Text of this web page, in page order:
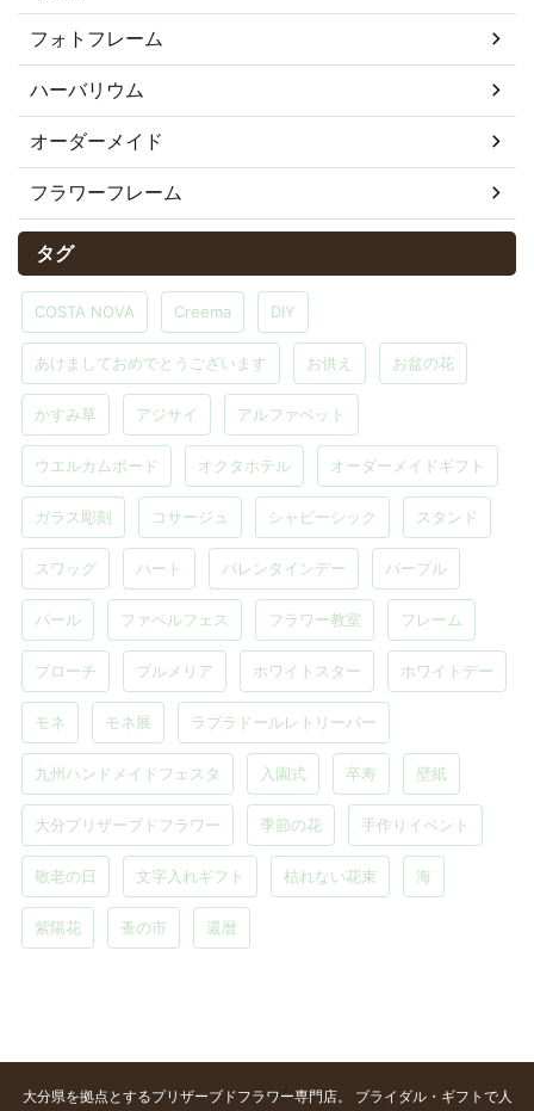
フォトフレーム
ハーバリウム
オーダーメイド
フラワーフレーム
タグ
COSTA NOVA Creema DIY
あけましておめでとうございます お供え お盆の花
かすみ草 アジサイ アルファベット
ウエルカムボード オクタホテル オーダーメイドギフト
ガラス彫刻 コサージュ シャビーシック スタンド
スワッグ ハート バレンタインデー パープル
パール ファベルフェス フラワー教室 フレーム
ブローチ プルメリア ホワイトスター ホワイトデー
モネ モネ展 ラブラドールレトリーバー
九州ハンドメイドフェスタ 入園式 卒寿 壁紙
大分プリザーブドフラワー 季節の花 手作りイベント
敬老の日 文字入れギフト 枯れない花束 海
紫陽花 蚤の市 還暦
大分県を拠点とするプリザーブドフラワー専門店。 ブライダル・ギフトで人